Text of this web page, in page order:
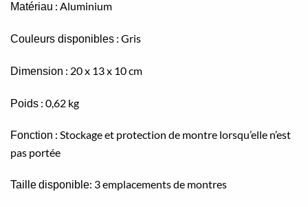
Matériau : Aluminium
Couleurs disponibles : Gris
Dimension : 20 x 13 x 10 cm
Poids : 0,62 kg
Fonction : Stockage et protection de montre lorsqu’elle n’est
pas portée
Tailledisponible: 3 emplacements de montres